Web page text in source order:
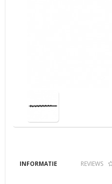
INFORMATIE REVIEWS